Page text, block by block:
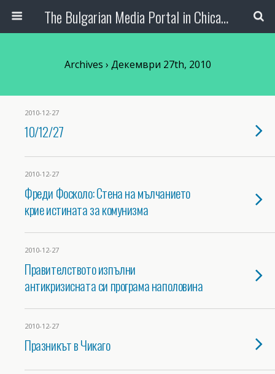
The Bulgarian Media Portal in Chicago
Archives › Декември 27th, 2010
2010-12-27
10/12/27
2010-12-27
Фреди Фосколо: Стена на мълчанието
крие истината за комунизма
2010-12-27
Правителството изпълни
антикризисната си програма наполовина
2010-12-27
Празникът в Чикаго